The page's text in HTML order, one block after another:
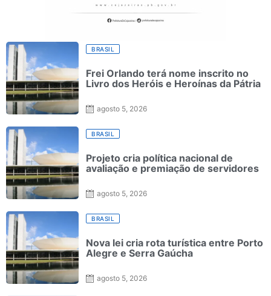
BRASIL
Frei Orlando terá nome inscrito no
Livro dos Heróis e Heroínas da Pátria
agosto 5, 2026
BRASIL
Projeto cria política nacional de
avaliação e premiação de servidores
agosto 5, 2026
BRASIL
Nova lei cria rota turística entre Porto
Alegre e Serra Gaúcha
agosto 5, 2026